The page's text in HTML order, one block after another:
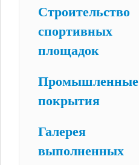
Строительство
спортивных
площадок
Промышленные
покрытия
Галерея
выполненных